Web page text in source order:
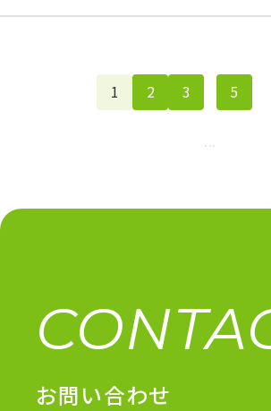
1 2 3
...
5
お問い合わせ